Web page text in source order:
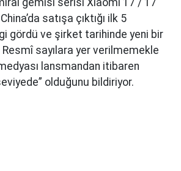
satışa çıktığı ilk 5
gördü ve şirket tarihinde yeni bir
Resmî sayılara yer verilmemekle
lansmandan itibaren
olduğunu bildiriyor.